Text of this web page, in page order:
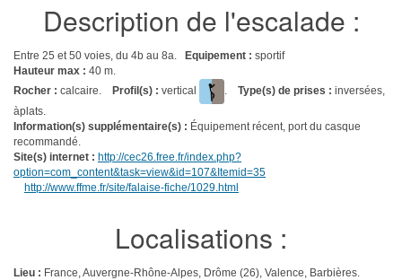
Description de l'escalade :
Entre 25 et 50 voies, du 4b au 8a. Equipement : sportif
Hauteur max : 40 m.
Rocher : calcaire. Profil(s) : vertical . Type(s) de prises : inversées,
àplats.
Information(s) supplémentaire(s) : Équipement récent, port du casque
recommandé.
Site(s) internet : http://cec26.free.fr/index.php?
option=com_content&task=view&id=107&Itemid=35
http://www.ffme.fr/site/falaise-fiche/1029.html
Localisations :
Lieu : France, Auvergne-Rhône-Alpes, Drôme (26), Valence, Barbières.